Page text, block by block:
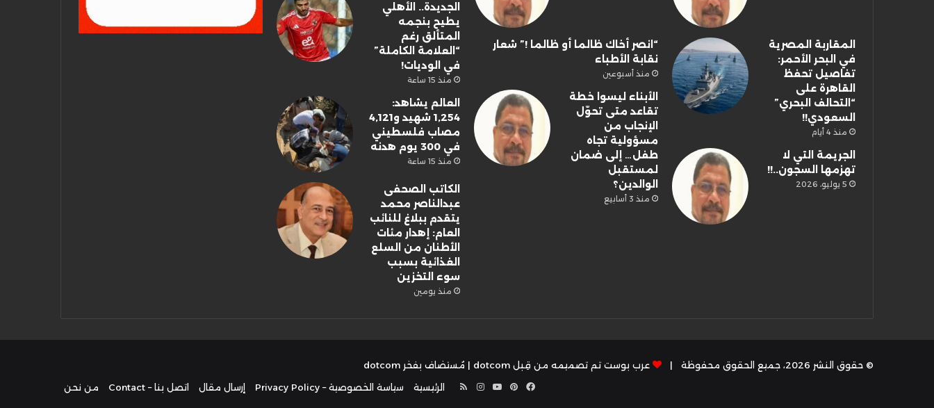
المقاربة المصرية
في البحر الأحمر:
تفاصيل تحفظ
القاهرة على
“التحالف البحري”
السعودي!!
منذ 4 أيام
الجريمة التي لا
تهزمها السجون..!!
5 يوليو، 2026
“انصر أخاك ظالما أو ظالما !” شعار
نقابة الأطباء
منذ أسبوعين
الأبناء ليسوا خطة
تقاعد متى تحوّل
الإنجاب من
مسؤولية تجاه
طفل… إلى ضمان
لمستقبل
الوالدين؟
منذ 3 أسابيع
الجديدة.. الأهلي
يطيح بنجمه
المتألق رغم
“العلامة الكاملة”
في الوديات!
منذ 15 ساعة
العالم يشاهد:
1,254 شهيد و4,121
مصاب فلسطيني
في 300 يوم هدنه
منذ 15 ساعة
الكاتب الصحفى
عبدالناصر محمد
يتقدم ببلاغ للنائب
العام: إهدار مئات
الأطنان من السلع
الغذائية بسبب
سوء التخزين
منذ يومين
© حقوق النشر 2026، جميع الحقوق محفوظة | عرب بوست تم تصميمه من قِبل dotcom | مُستضاف بفخر dotcom
الرئيسية
سياسة الخصوصية – Privacy Policy إرسال مقال اتصل بنا – Contact من نحن فيسبوكبينتيريست
يوتيوبانستقرام
ملخص